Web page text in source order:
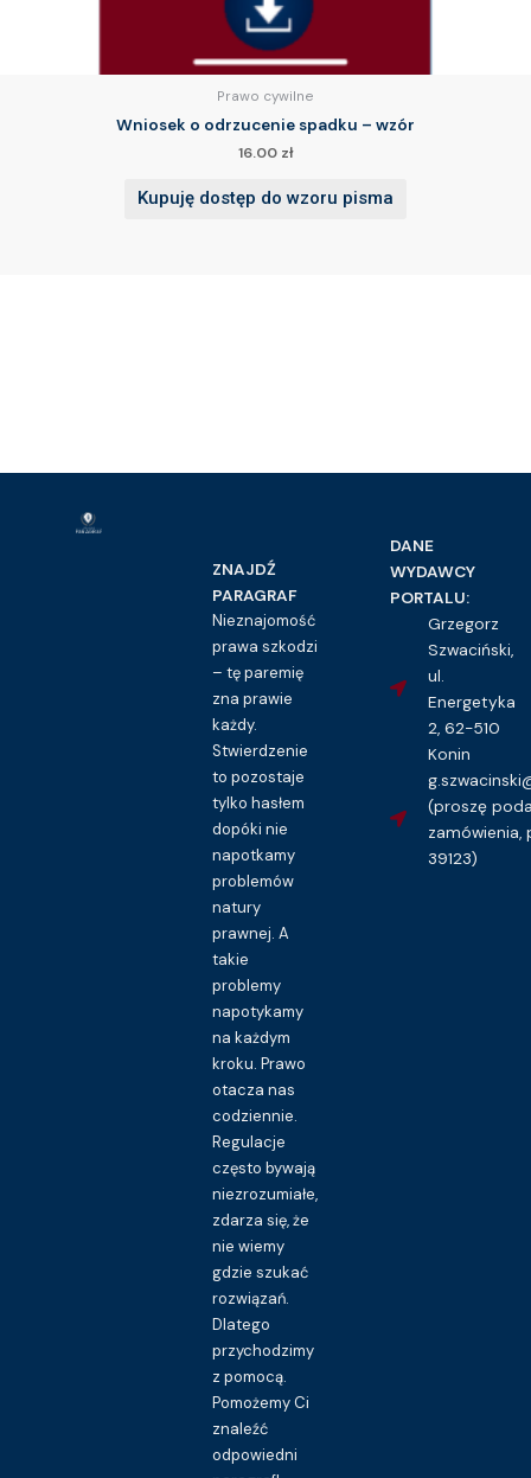
Prawo cywilne
Wniosek o odrzucenie spadku – wzór
16.00 zł
Kupuję dostęp do wzoru pisma
ZNAJDŹ
PARAGRAF
Nieznajomość
prawa szkodzi
– tę paremię
zna prawie
każdy.
Stwierdzenie
to pozostaje
tylko hasłem
dopóki nie
napotkamy
problemów
natury
prawnej. A
takie
problemy
napotykamy
na każdym
kroku. Prawo
otacza nas
codziennie.
Regulacje
często bywają
niezrozumiałe,
zdarza się, że
nie wiemy
gdzie szukać
rozwiązań.
Dlatego
przychodzimy
z pomocą.
Pomożemy Ci
znaleźć
odpowiedni
DANE
WYDAWCY
PORTALU:
Grzegorz
Szwaciński,
ul.
Energetyka
2, 62-510
Konin
(proszę
zamówienia,
39123)